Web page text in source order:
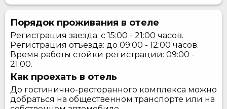
Порядок проживания в отеле
Регистрация заезда: с 15:00 - 21:00 часов.
Регистрация отъезда: до 09:00 - 12:00 часов.
Время работы стойки регистрации: 09:00 -
21:00.
Как проехать в отель
До гостинично-ресторанного комплекса можно
добраться на общественном транспорте или на